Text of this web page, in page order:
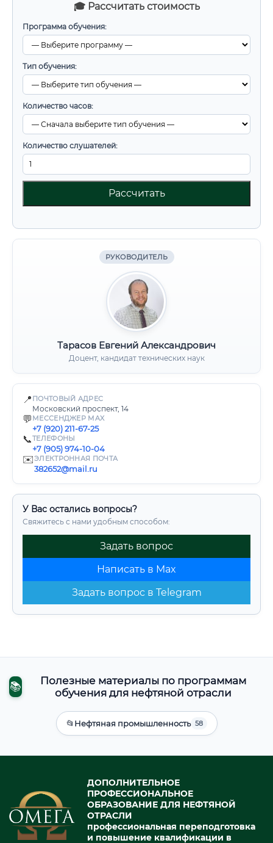
🎓 Рассчитать стоимость
Программа обучения:
Тип обучения:
Количество часов:
Количество слушателей:
Рассчитать
РУКОВОДИТЕЛЬ
Тарасов Евгений Александрович
Доцент, кандидат технических наук
📍 ПОЧТОВЫЙ АДРЕС
Московский проспект, 14
💬 МЕССЕНДЖЕР MAX
+7 (920) 211-67-25
📞ТЕЛЕФОНЫ
+7 (905) 974-10-04
✉️ЭЛЕКТРОННАЯ ПОЧТА
382652@mail.ru
У Вас остались вопросы?
Свяжитесь с нами удобным способом:
Задать вопрос
Написать в Max
Задать вопрос в Telegram
📚
Полезные материалы по программам
обучения для нефтяной отрасли
📂Нефтяная промышленность 58
ДОПОЛНИТЕЛЬНОЕ
ПРОФЕССИОНАЛЬНОЕ
ОБРАЗОВАНИЕ ДЛЯ НЕФТЯНОЙ
ОТРАСЛИ
профессиональная переподготовка
и повышение квалификации в